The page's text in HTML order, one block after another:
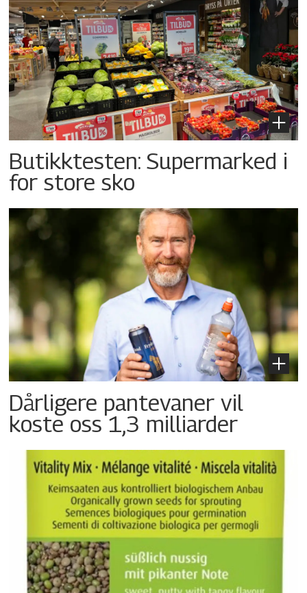
Butikktesten: Supermarked i
for store sko
Dårligere pantevaner vil
koste oss 1,3 milliarder